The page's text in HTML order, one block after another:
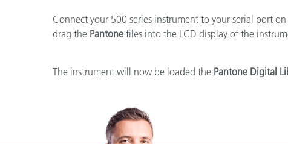
Connect your 500 series instrument to your serial port
drag the Pantone files into the LCD display of the
The instrument will now be loaded the Pantone Digital